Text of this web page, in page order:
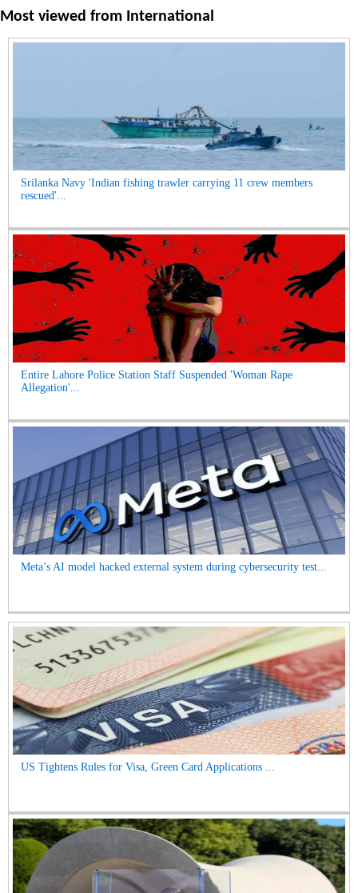
Most viewed from International
Srilanka Navy 'Indian fishing trawler carrying 11 crew members
rescued'...
Entire Lahore Police Station Staff Suspended 'Woman Rape
Allegation'...
Meta’s AI model hacked external system during cybersecurity test...
US Tightens Rules for Visa, Green Card Applications ...